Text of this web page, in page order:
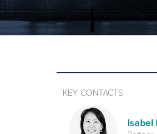
KEY CONTACTS
Isabel